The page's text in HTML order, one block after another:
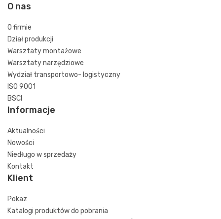
O nas
O firmie
Dział produkcji
Warsztaty montażowe
Warsztaty narzędziowe
Wydział transportowo- logistyczny
ISO 9001
BSCI
Informacje
Aktualności
Nowości
Niedługo w sprzedaży
Kontakt
Klient
Pokaz
Katalogi produktów do pobrania